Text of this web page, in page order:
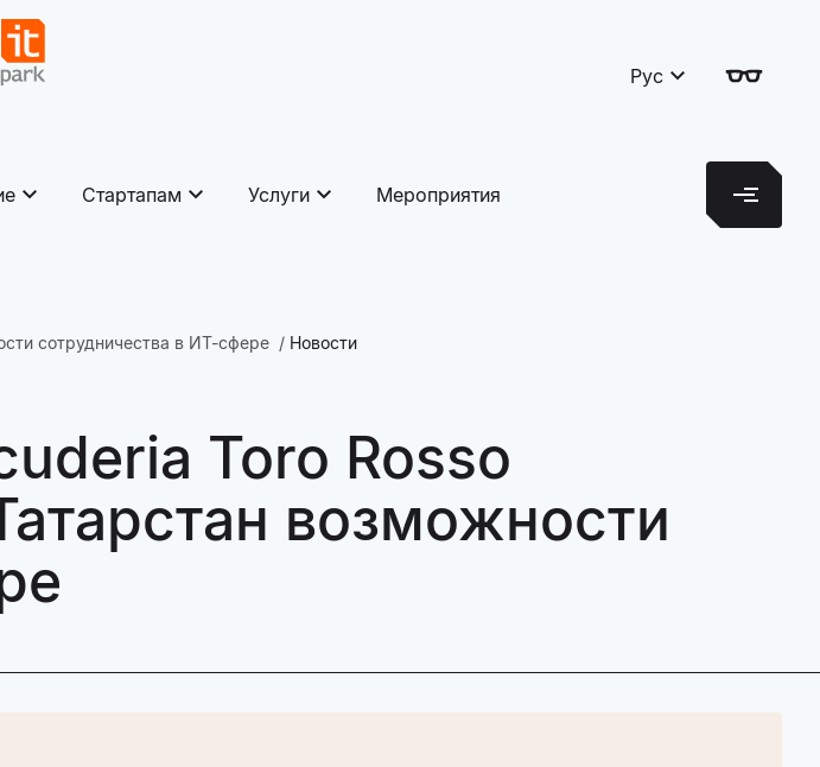
Рус
Стартапам Услуги Мероприятия
сотрудничества в ИТ-сфере
Новости
Toro Rosso
возможности